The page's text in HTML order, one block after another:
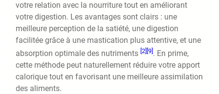
votre relation avec la nourriture tout en améliorant
votre digestion. Les avantages sont clairs : une
meilleure perception de la satiété, une digestion
facilitée grâce à une mastication plus attentive, et une
absorption optimale des nutriments [2] [9] . En prime,
cette méthode peut naturellement réduire votre apport
calorique tout en favorisant une meilleure assimilation
des aliments.